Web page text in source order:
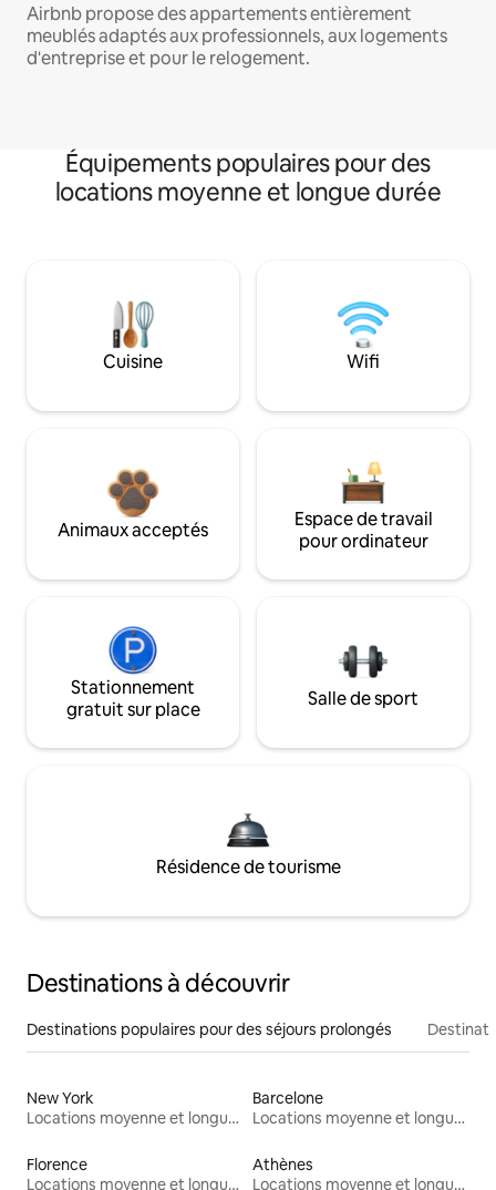
Airbnb propose des appartements entièrement
meublés adaptés aux professionnels, aux logements
d'entreprise et pour le relogement.
Équipements populaires pour des
locations moyenne et longue durée
Cuisine Wifi
Animaux acceptés
Espace de travail
pour ordinateur
Stationnement
gratuit sur place
Salle de sport
Résidence de tourisme
Destinations à découvrir
Destinations populaires pour des séjours prolongés
New York
Locations moyenne et longue durée
Barcelone
Locations moyenne et longue durée
Florence
Locations moyenne et longue durée
Athènes
Locations moyenne et longue durée